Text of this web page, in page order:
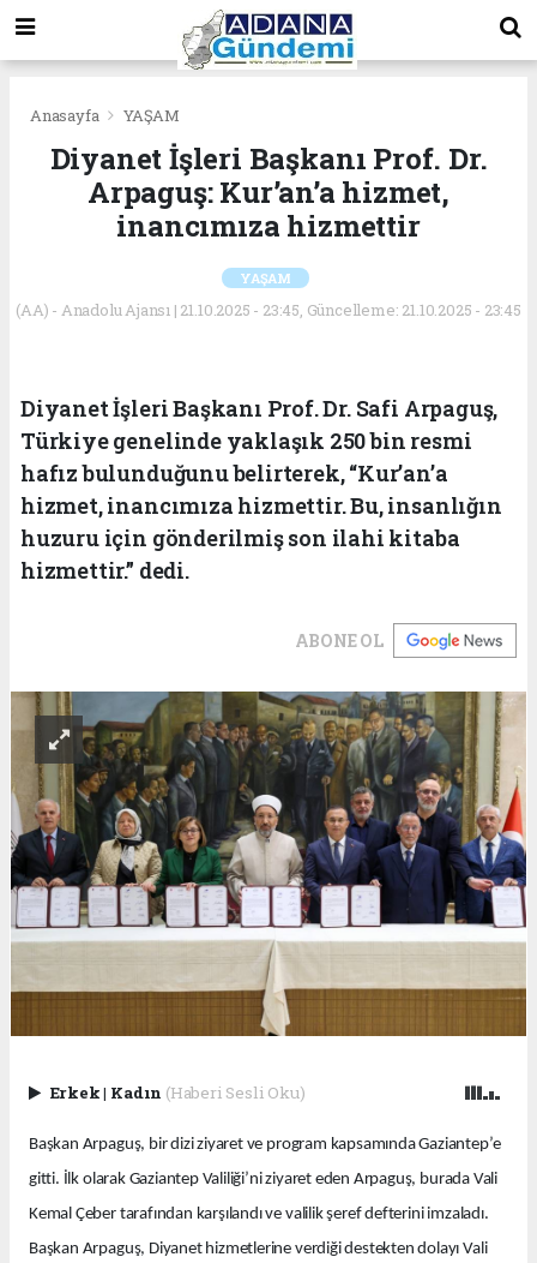
Anasayfa YAŞAM
Diyanet İşleri Başkanı Prof. Dr.
Arpaguş: Kur’an’a hizmet,
inancımıza hizmettir
YAŞAM
(AA) - Anadolu Ajansı | 21.10.2025 - 23:45, Güncelleme: 21.10.2025 - 23:45
Diyanet İşleri Başkanı Prof. Dr. Safi Arpaguş,
Türkiye genelinde yaklaşık 250 bin resmi
hafız bulunduğunu belirterek, “Kur’an’a
hizmet, inancımıza hizmettir. Bu, insanlığın
huzuru için gönderilmiş son ilahi kitaba
hizmettir.” dedi.
ABONE OL
Erkek| Kadın (Haberi Sesli Oku)
Başkan Arpaguş, bir dizi ziyaret ve program kapsamında Gaziantep’e
gitti. İlk olarak Gaziantep Valiliği’ni ziyaret eden Arpaguş, burada Vali
Kemal Çeber tarafından karşılandı ve valilik şeref defterini imzaladı.
Başkan Arpaguş, Diyanet hizmetlerine verdiği destekten dolayı Vali